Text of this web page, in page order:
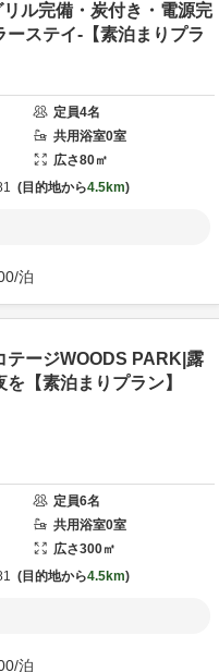
ル完備・炭付き・電源完
ステイ-【素泊まりプラ
定員4名
共用浴室0室
広さ80㎡
目的地から4.5km
/泊
テージWOODS PARK|露
【素泊まりプラン】
定員6名
共用浴室0室
広さ300㎡
目的地から4.5km
/泊